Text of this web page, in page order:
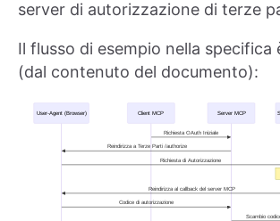
server di autorizzazione di terze
Il flusso di esempio nella specifica
(dal contenuto del documento):